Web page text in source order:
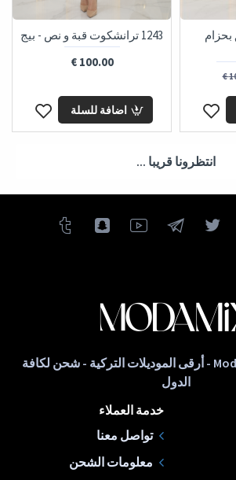
1243 ترانشكوت قبة و نص - بيج
100.00 €
اضافة للسلة
انتظرونا قريبا ...
موضة مكس Moda Mix - أرقى الموديلات التركية - شحن لكافة
الدول
خدمة العملاء
تواصل معنا
معلومات الشحن